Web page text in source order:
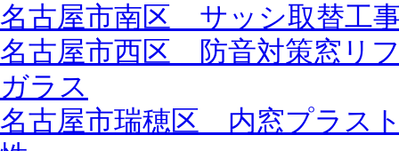
名古屋市南区 サッシ取替
名古屋市西区 防音対策窓リ
ガラス
名古屋市瑞穂区 内窓プラス